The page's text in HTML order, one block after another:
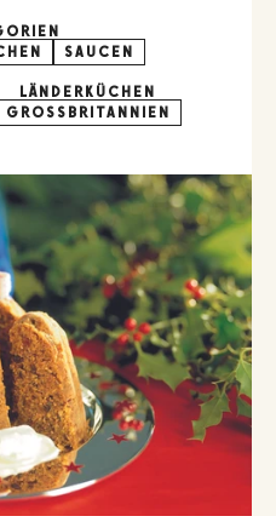
SAUCEN
LÄNDERKÜCHEN
GROSSBRITANNIEN